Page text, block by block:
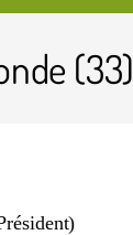
(33)